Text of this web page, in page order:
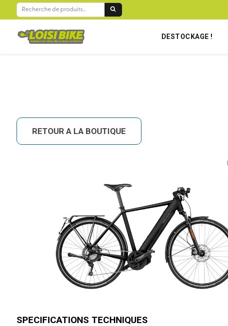
RECHERCHE
BIENVENUE SUR LOISIBIKE RÉUNION !
DESTOCKAGE !
RETOUR A LA BOUTIQUE
SPECIFICATIONS TECHNIQUES